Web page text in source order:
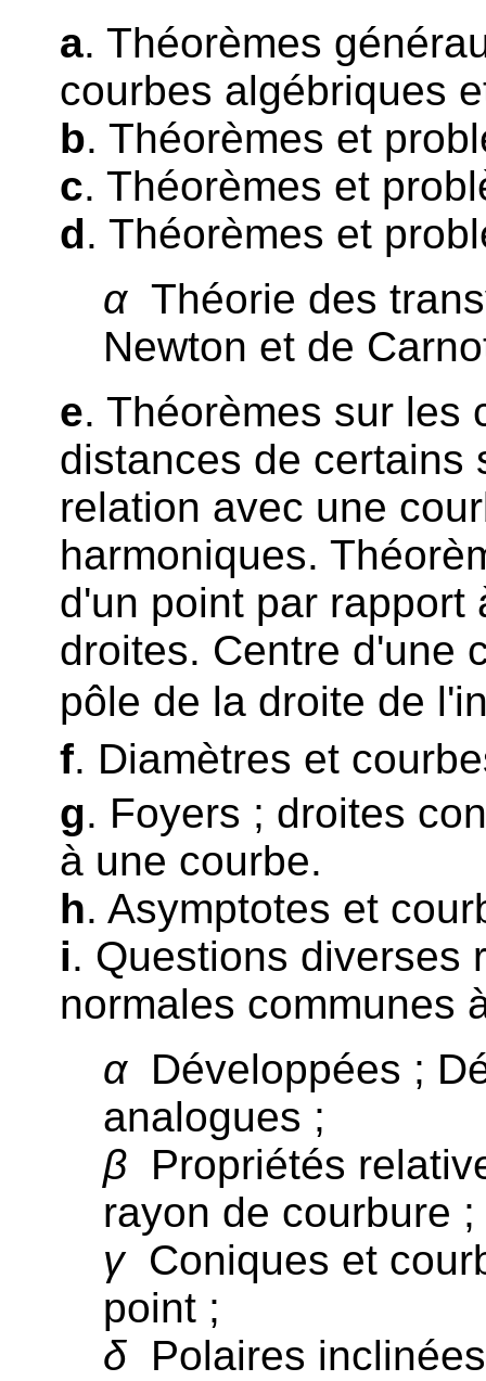
a. Théorèmes
courbes algébriques
b. Théorèmes et
c. Théorèmes et
d. Théorèmes et
αThéorie des
Newton et de
e. Théorèmes sur les
distances de certains
relation avec une
harmoniques.
d'un point par rapport
droites. Centre d'une
pôle de la droite de
f. Diamètres et
g. Foyers ; droites
à une courbe.
h. Asymptotes et
i. Questions diverses
normales communes
αDéveloppées ;
analogues ;
β Propriétés
rayon de courbure ;
γConiques et
point ;
δ Polaires